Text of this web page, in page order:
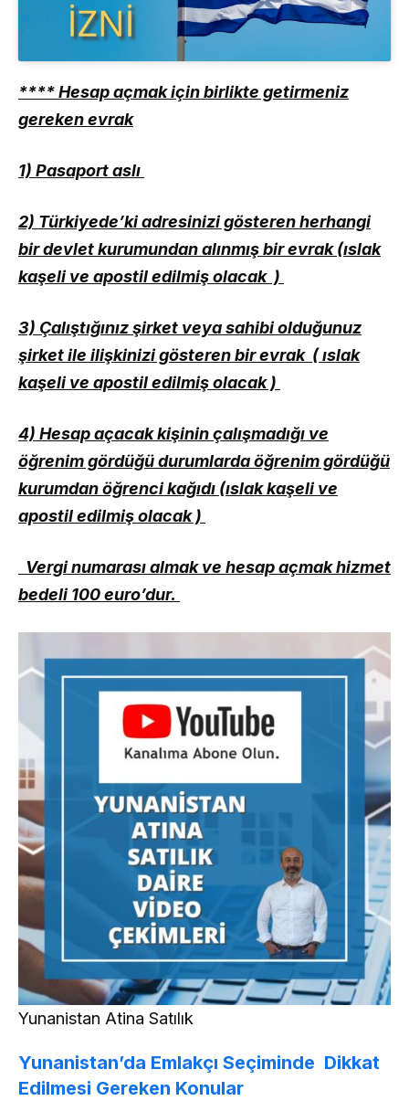
**** Hesap açmak için birlikte getirmeniz
gereken evrak
1) Pasaport aslı
2) Türkiyede’ki adresinizi gösteren herhangi
bir devlet kurumundan alınmış bir evrak (ıslak
kaşeli ve apostil edilmiş olacak )
3) Çalıştığınız şirket veya sahibi olduğunuz
şirket ile ilişkinizi gösteren bir evrak ( ıslak
kaşeli ve apostil edilmiş olacak )
4) Hesap açacak kişinin çalışmadığı ve
öğrenim gördüğü durumlarda öğrenim gördüğü
kurumdan öğrenci kağıdı (ıslak kaşeli ve
apostil edilmiş olacak )
Vergi numarası almak ve hesap açmak hizmet
bedeli 100 euro’dur.
Yunanistan Atina Satılık
Yunanistan’da Emlakçı Seçiminde Dikkat
Edilmesi Gereken Konular